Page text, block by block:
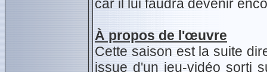
car il lui faudra devenir
À propos de l'œuvre
Cette saison est la suite
issue d'un jeu-vidéo sorti